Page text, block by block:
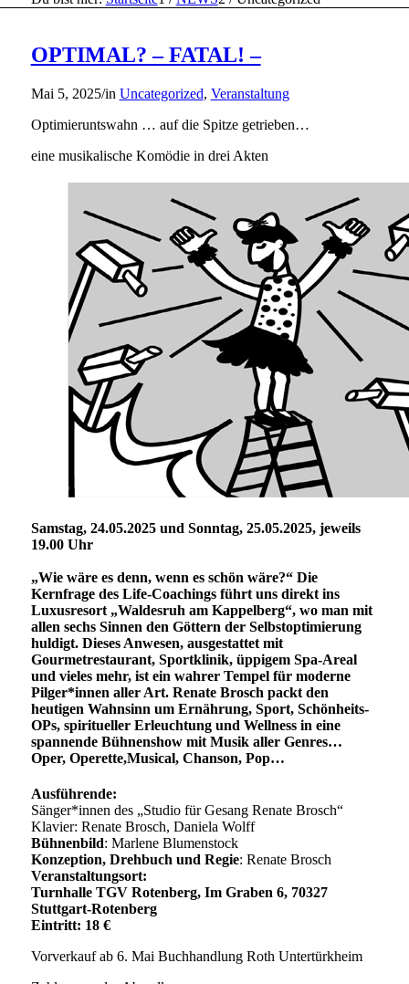
OPTIMAL? – FATAL! –
Mai 5, 2025/in Uncategorized, Veranstaltung
Optimieruntswahn … auf die Spitze getrieben…
eine musikalische Komödie in drei Akten
Samstag, 24.05.2025 und Sonntag, 25.05.2025, jeweils
19.00 Uhr
„Wie wäre es denn, wenn es schön wäre?“ Die
Kernfrage des Life-Coachings führt uns direkt ins
Luxusresort „Waldesruh am Kappelberg“, wo man mit
allen sechs Sinnen den Göttern der Selbstoptimierung
huldigt. Dieses Anwesen, ausgestattet mit
Gourmetrestaurant, Sportklinik, üppigem Spa-Areal
und vieles mehr, ist ein wahrer Tempel für moderne
Pilger*innen aller Art. Renate Brosch packt den
heutigen Wahnsinn um Ernährung, Sport, Schönheits-
OPs, spiritueller Erleuchtung und Wellness in eine
spannende Bühnenshow mit Musik aller Genres…
Oper, Operette,Musical, Chanson, Pop…
Ausführende:
Sänger*innen des „Studio für Gesang Renate Brosch“
Klavier: Renate Brosch, Daniela Wolff
Bühnenbild: Marlene Blumenstock
Konzeption, Drehbuch und Regie: Renate Brosch
Veranstaltungsort:
Turnhalle TGV Rotenberg, Im Graben 6, 70327
Stuttgart-Rotenberg
Eintritt: 18 €
Vorverkauf ab 6. Mai Buchhandlung Roth Untertürkheim